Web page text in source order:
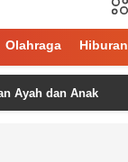
Olahraga Hiburan
Anak